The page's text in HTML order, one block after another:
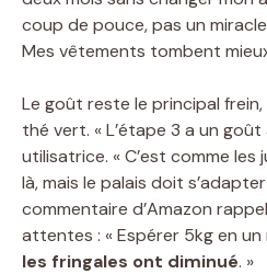
coup de pouce, pas un
Mes vêtements tombent
Le goût reste le principal
thé vert. « L’étape 3 a un
utilisatrice. « C’est comme les
là, mais le palais doit
commentaire d’Amazon
attentes : « Espérer 5kg en un
les fringales ont diminué. »